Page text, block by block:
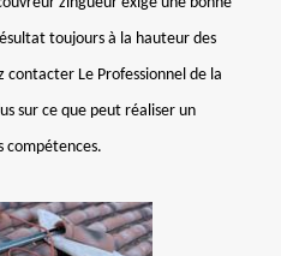
toujours à la hauteur des
contacter Le Professionnel de la
sur ce que peut réaliser un
compétences.